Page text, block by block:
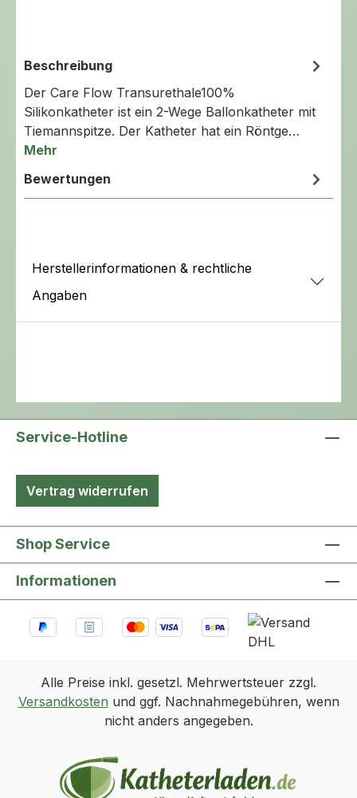
Beschreibung
Der Care Flow Transurethale100%
Silikonkatheter ist ein 2-Wege Ballonkatheter mit
Tiemannspitze. Der Katheter hat ein Röntge…
Mehr
Bewertungen
Herstellerinformationen & rechtliche
Angaben
Service-Hotline
Vertrag widerrufen
Shop Service
Informationen
Alle Preise inkl. gesetzl. Mehrwertsteuer zzgl.
Versandkosten und ggf. Nachnahmegebühren, wenn
nicht anders angegeben.